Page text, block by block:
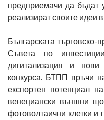
предприемачи да бъдат
реализират своите идеи
Българската
Съвета по
дигитализация и
конкурса. БТПП връчи
експортен потенциал на
венециански външни
фотоволтаични клетки и